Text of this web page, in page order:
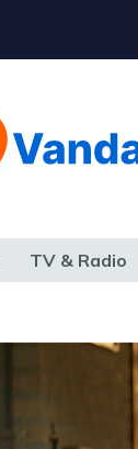
TV & Radio